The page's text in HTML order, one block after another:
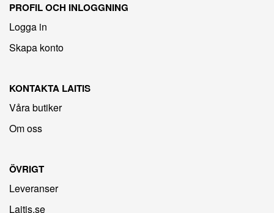
PROFIL OCH INLOGGNING
Logga in
Skapa konto
KONTAKTA LAITIS
Våra butiker
Om oss
ÖVRIGT
Leveranser
Laitis.se